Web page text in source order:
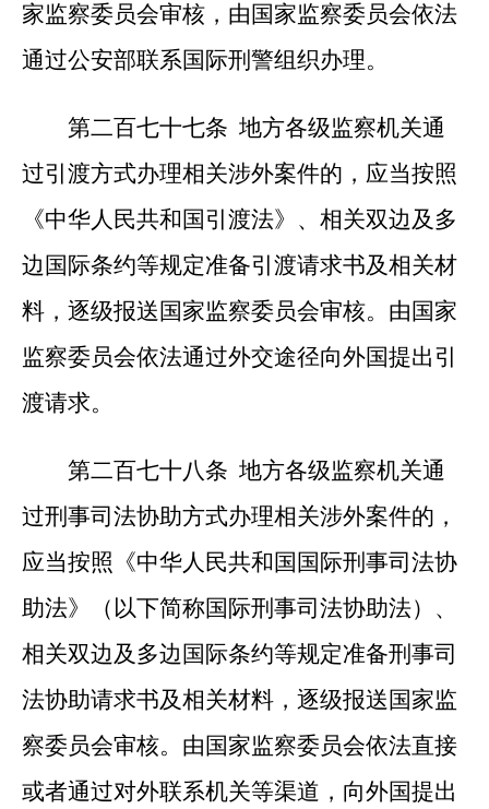
家监察委员会审核，由国家监察委员会依法
通过公安部联系国际刑警组织办理。
第二百七十七条 地方各级监察机关通
过引渡方式办理相关涉外案件的，应当按照
《中华人民共和国引渡法》、相关双边及多
边国际条约等规定准备引渡请求书及相关材
料，逐级报送国家监察委员会审核。由国家
监察委员会依法通过外交途径向外国提出引
渡请求。
第二百七十八条 地方各级监察机关通
过刑事司法协助方式办理相关涉外案件的，
应当按照《中华人民共和国国际刑事司法协
助法》（以下简称国际刑事司法协助法）、
相关双边及多边国际条约等规定准备刑事司
法协助请求书及相关材料，逐级报送国家监
察委员会审核。由国家监察委员会依法直接
或者通过对外联系机关等渠道，向外国提出